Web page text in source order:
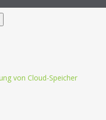
von Cloud-Speicher